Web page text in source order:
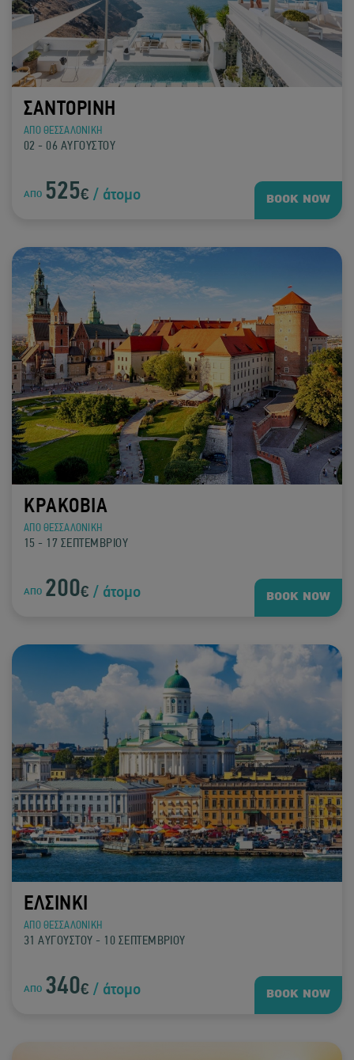
BOOK NOW
ΣΑΝΤΟΡΙΝΗ
ΑΠΟ ΘΕΣΣΑΛΟΝΙΚΗ
02 - 06 ΑΥΓΟΥΣΤΟΥ
ΑΠΟ 525€ / άτομο
BOOK NOW
ΚΡΑΚΟΒΙΑ
ΑΠΟ ΘΕΣΣΑΛΟΝΙΚΗ
15 - 17 ΣΕΠΤΕΜΒΡΙΟΥ
ΑΠΟ 200€ / άτομο
BOOK NOW
ΕΛΣΙΝΚΙ
ΑΠΟ ΘΕΣΣΑΛΟΝΙΚΗ
31 ΑΥΓΟΥΣΤΟΥ - 10 ΣΕΠΤΕΜΒΡΙΟΥ
ΑΠΟ 340€ / άτομο